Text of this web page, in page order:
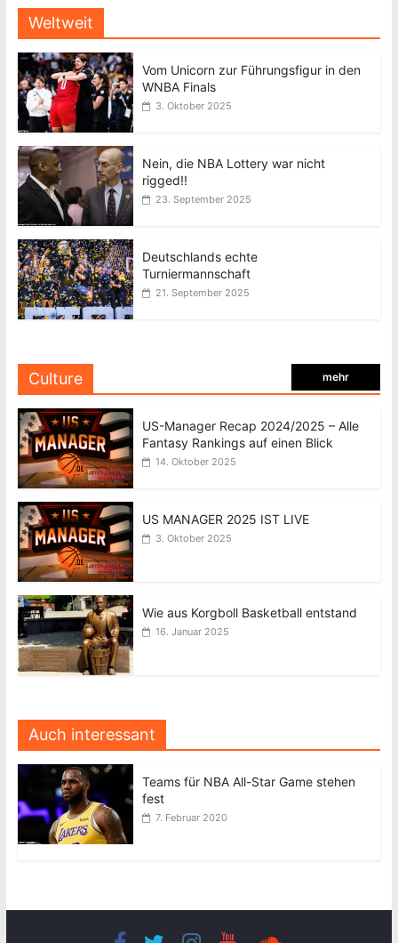
Weltweit
Vom Unicorn zur Führungsfigur in den
WNBA Finals
3. Oktober 2025
Nein, die NBA Lottery war nicht
rigged!!
23. September 2025
Deutschlands echte
Turniermannschaft
21. September 2025
Culture mehr
US-Manager Recap 2024/2025 – Alle
Fantasy Rankings auf einen Blick
14. Oktober 2025
US MANAGER 2025 IST LIVE
3. Oktober 2025
Wie aus Korgboll Basketball entstand
16. Januar 2025
Auch interessant
Teams für NBA All-Star Game stehen
fest
7. Februar 2020